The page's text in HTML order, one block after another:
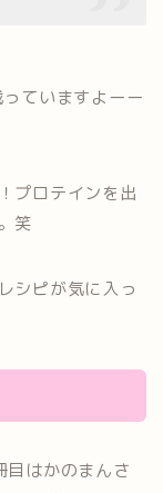
っていますよーー
プロテインを出
笑
シピが気に入っ
目はかのまんさ